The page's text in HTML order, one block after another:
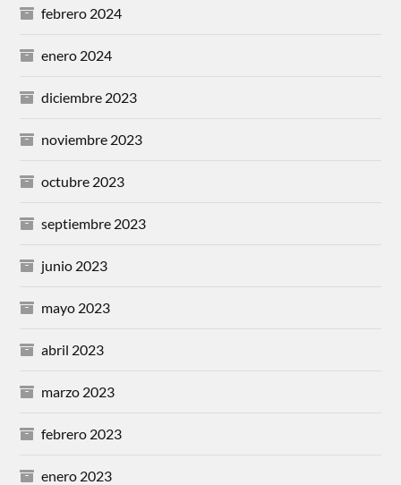
febrero 2024
enero 2024
diciembre 2023
noviembre 2023
octubre 2023
septiembre 2023
junio 2023
mayo 2023
abril 2023
marzo 2023
febrero 2023
enero 2023